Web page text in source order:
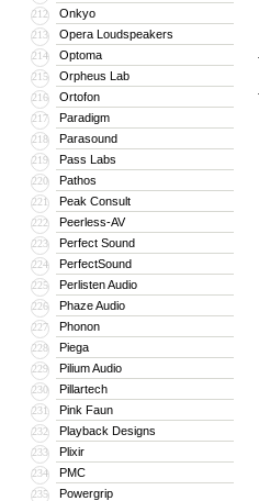
212 Onkyo
213 Opera Loudspeakers
214 Optoma
215 Orpheus Lab
216 Ortofon
217 Paradigm
218 Parasound
219 Pass Labs
220 Pathos
221 Peak Consult
222 Peerless-AV
223 Perfect Sound
224 PerfectSound
225 Perlisten Audio
226 Phaze Audio
227 Phonon
228 Piega
229 Pilium Audio
230 Pillartech
231 Pink Faun
232 Playback Designs
233 Plixir
234 PMC
235 Powergrip